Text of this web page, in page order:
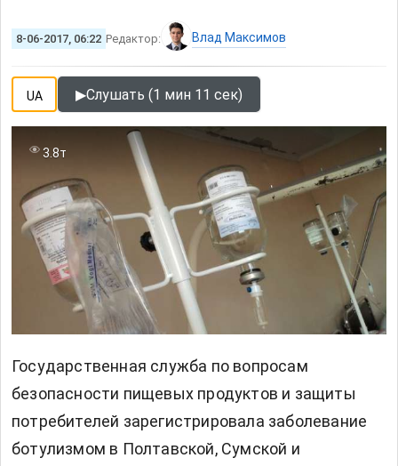
8-06-2017, 06:22 Редактор: Влад Максимов
UA ▶Слушать (1 мин 11 сек)
3.8т
Государственная служба по вопросам
безопасности пищевых продуктов и защиты
потребителей зарегистрировала заболевание
ботулизмом в Полтавской, Сумской и